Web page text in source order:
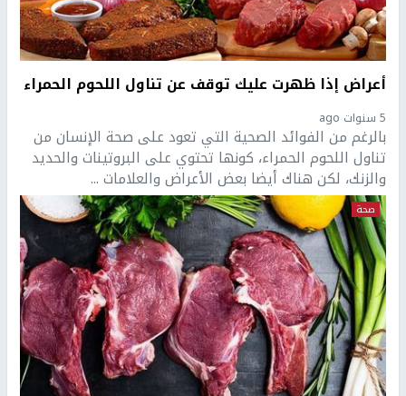
أعراض إذا ظهرت عليك توقف عن تناول اللحوم الحمراء
5 سنوات ago
بالرغم من الفوائد الصحية التي تعود على صحة الإنسان من
تناول اللحوم الحمراء، كونها تحتوي على البروتينات والحديد
والزنك، لكن هناك أيضا بعض الأعراض والعلامات ...
صحة